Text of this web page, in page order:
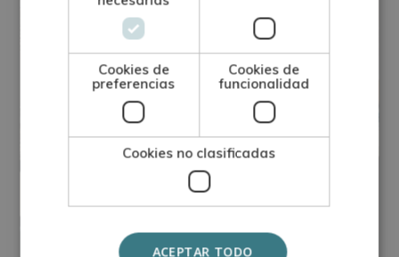
Curso Superior de Cajero
Cookies de
preferencias
Cookies de
funcionalidad
Cookies no clasificadas
ACEPTAR TODO